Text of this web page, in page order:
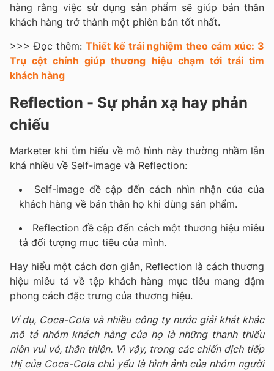
hàng rằng việc sử dụng sản phẩm sẽ giúp bản thân
khách hàng trở thành một phiên bản tốt nhất.
>>> Đọc thêm: Thiết kế trải nghiệm theo cảm xúc: 3
Trụ cột chính giúp thương hiệu chạm tới trái tim
khách hàng
Reflection - Sự phản xạ hay phản
chiếu
Marketer khi tìm hiểu về mô hình này thường nhầm lẫn
khá nhiều về Self-image và Reflection:
Self-image đề cập đến cách nhìn nhận của của
khách hàng về bản thân họ khi dùng sản phẩm.
Reflection đề cập đến cách một thương hiệu miêu
tả đối tượng mục tiêu của mình.
Hay hiểu một cách đơn giản, Reflection là cách thương
hiệu miêu tả về tệp khách hàng mục tiêu mang đậm
phong cách đặc trưng của thương hiệu.
Ví dụ, Coca-Cola và nhiều công ty nước giải khát khác
mô tả nhóm khách hàng của họ là những thanh thiếu
niên vui vẻ, thân thiện. Vì vậy, trong các chiến dịch tiếp
thị của Coca-Cola chủ yếu là hình ảnh của nhóm người